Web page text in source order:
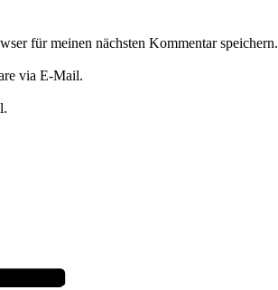
für meinen nächsten Kommentar speichern.
via E-Mail.